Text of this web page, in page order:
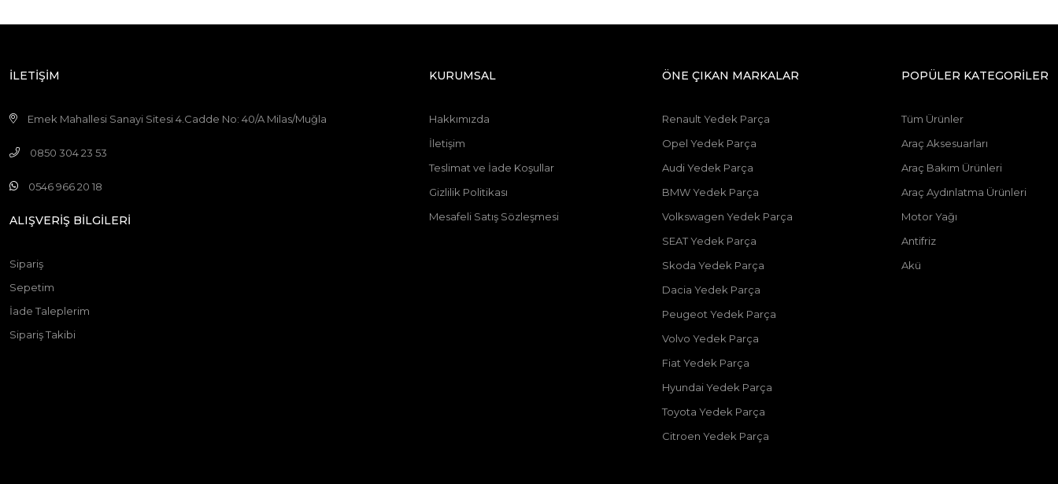
İLETİŞİM
Emek Mahallesi Sanayi Sitesi 4.Cadde No: 40/A Milas/Muğla
0850 304 23 53
0546 966 20 18
ALIŞVERİŞ BİLGİLERİ
Sipariş
Sepetim
İade Taleplerim
Sipariş Takibi
KURUMSAL
Hakkımızda
İletişim
Teslimat ve İade Koşullar
Gizlilik Politikası
Mesafeli Satış Sözleşmesi
ÖNE ÇIKAN MARKALAR
Renault Yedek Parça
Opel Yedek Parça
Audi Yedek Parça
BMW Yedek Parça
Volkswagen Yedek Parça
SEAT Yedek Parça
Skoda Yedek Parça
Dacia Yedek Parça
Peugeot Yedek Parça
Volvo Yedek Parça
Fiat Yedek Parça
Hyundai Yedek Parça
Toyota Yedek Parça
Citroen Yedek Parça
POPÜLER KATEGORİLER
Tüm Ürünler
Araç Aksesuarları
Araç Bakım Ürünleri
Araç Aydınlatma Ürünleri
Motor Yağı
Antifriz
Akü